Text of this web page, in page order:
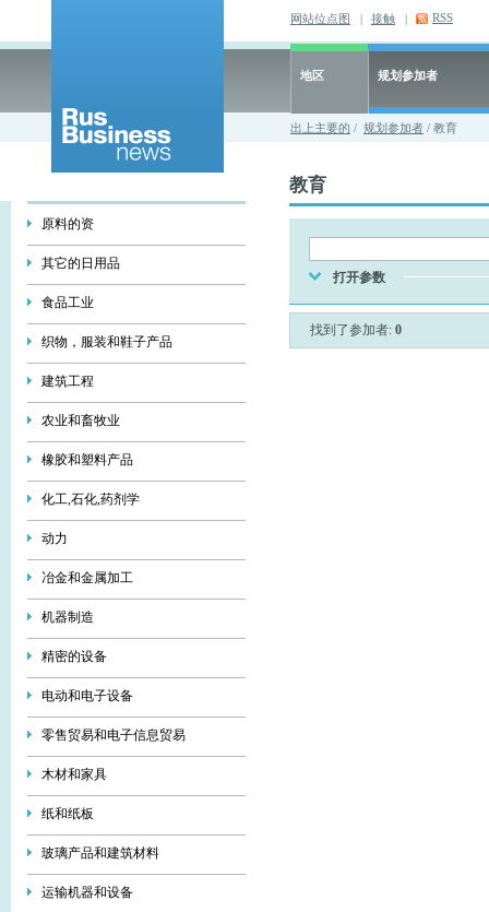
网站位点图 | 接触 | RSS
地区 规划参加者
出上主要的 / 规划参加者 / 教育
原料的资
其它的日用品
食品工业
织物，服装和鞋子产品
建筑工程
农业和畜牧业
橡胶和塑料产品
化工,石化,药剂学
动力
冶金和金属加工
机器制造
精密的设备
电动和电子设备
零售贸易和电子信息贸易
木材和家具
纸和纸板
玻璃产品和建筑材料
运输机器和设备
教育
打开参数
找到了参加者: 0